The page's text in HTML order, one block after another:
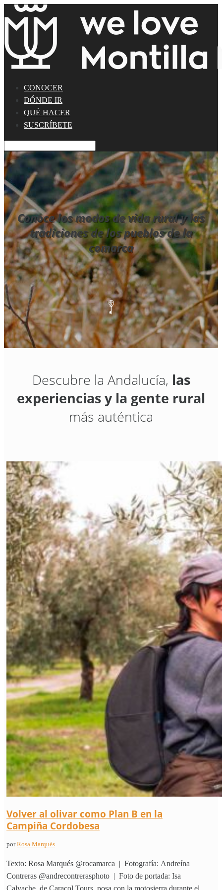
CONOCER
DÓNDE IR
QUÉ HACER
SUSCRÍBETE
Conoce los modos de vida rural y las
tradiciones de los pueblos de la
comarca
Descubre la Andalucía, las
experiencias y la gente rural
más auténtica
Volver al olivar como Plan B en la
Campiña Cordobesa
porRosa Marqués
Texto: Rosa Marqués @rocamarca | Fotografía: Andreína
Contreras @andrecontrerasphoto | Foto de portada: Isa